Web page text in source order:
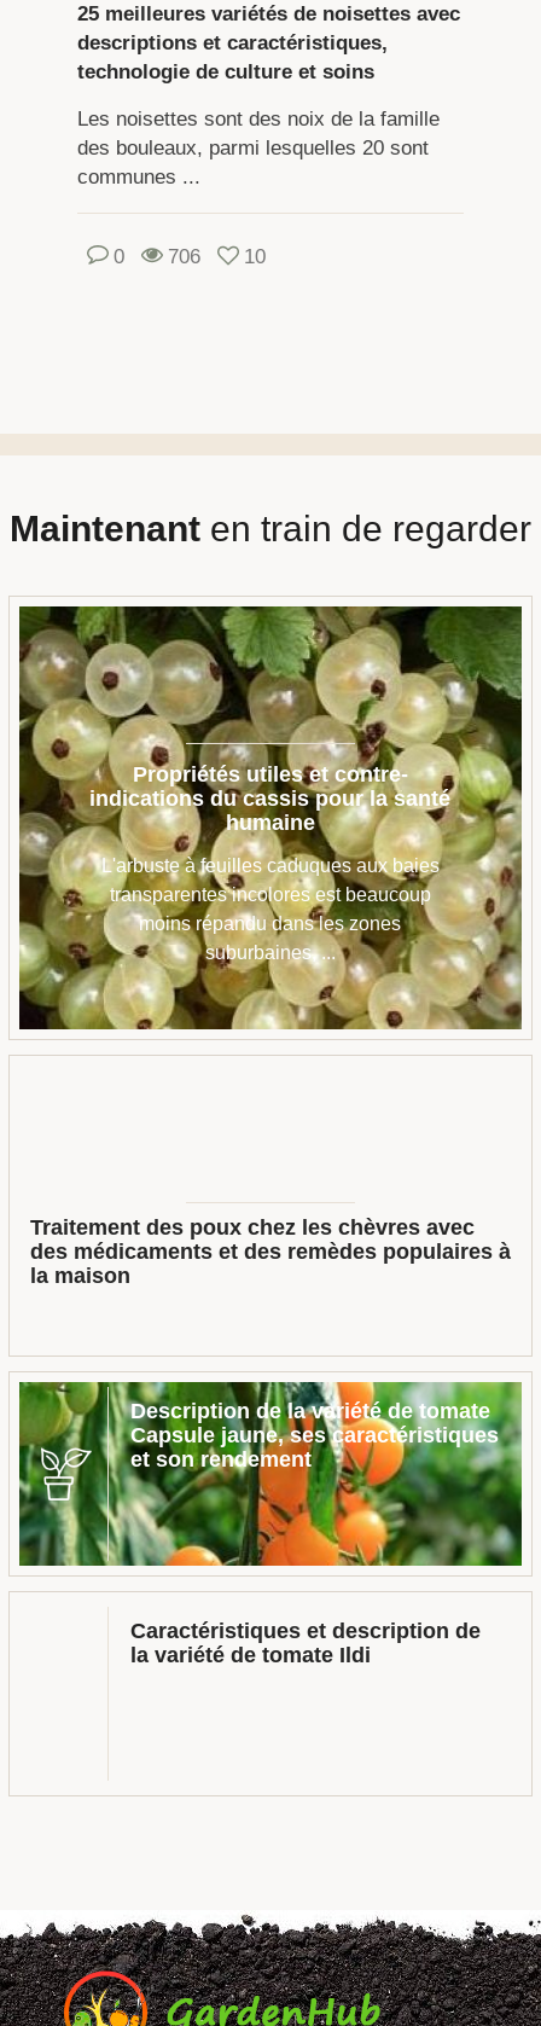
25 meilleures variétés de noisettes avec
descriptions et caractéristiques,
technologie de culture et soins
Les noisettes sont des noix de la famille
des bouleaux, parmi lesquelles 20 sont
communes ...
0 706 10
Maintenanten train de regarder
Propriétés utiles et contre-
indications du cassis pour la santé
humaine
L'arbuste à feuilles caduques aux baies
transparentes incolores est beaucoup
moins répandu dans les zones
suburbaines, ...
Traitement des poux chez les chèvres avec
des médicaments et des remèdes populaires à
la maison
Description de la variété de tomate
Capsule jaune, ses caractéristiques
et son rendement
Caractéristiques et description de
la variété de tomate Ildi